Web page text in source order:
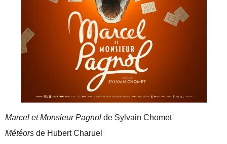
Marcel et Monsieur Pagnol de Sylvain Chomet
Météors de Hubert Charuel